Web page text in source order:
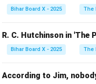
Bihar Board X - 2025 The
R. C. Hutchinson in
Bihar Board X - 2025 The
According to Jim,